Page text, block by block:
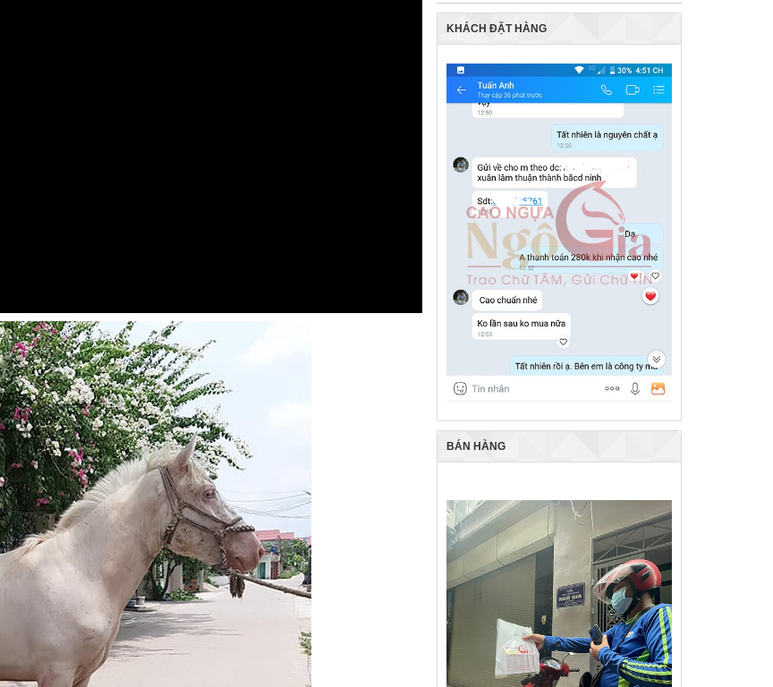
KHÁCH ĐẶT HÀNG
BÁN HÀNG